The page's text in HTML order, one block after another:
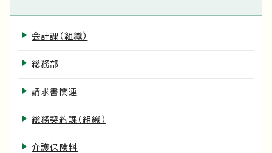
会計課（組織）
総務部
請求書関連
総務契約課（組織）
介護保険料